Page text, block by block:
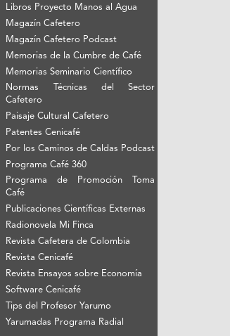
Libros Proyecto Manos al Agua
Magazín Cafetero
Magazín Cafetero Podcast
Memorias de la Cumbre de Café
Memorias Seminario Científico
Normas Técnicas del Sector
Cafetero
Paisaje Cultural Cafetero
Patentes Cenicafé
Por los Caminos de Caldas Podcast
Programa Café 360
Programa de Promoción Toma
Café
Publicaciones Científicas Externas
Radionovela Mi Finca
Revista Cafetera de Colombia
Revista Cenicafé
Revista Ensayos sobre Economía
Software Cenicafé
Tips del Profesor Yarumo
Yarumadas Programa Radial